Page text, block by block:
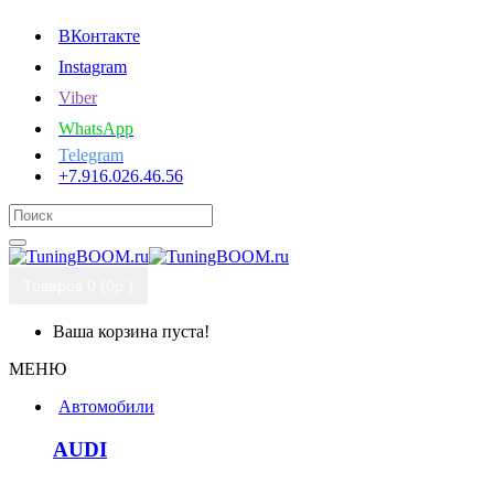
ВКонтакте
Instagram
Viber
WhatsApp
Telegram
+7.916.026.46.56
Ваша корзина пуста!
МЕНЮ
Автомобили
AUDI